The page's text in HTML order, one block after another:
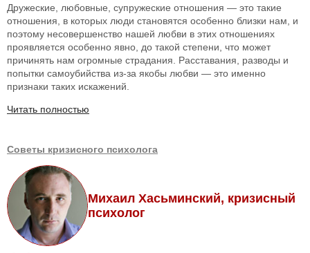
Дружеские, любовные, супружеские отношения — это такие
отношения, в которых люди становятся особенно близки нам, и
поэтому несовершенство нашей любви в этих отношениях
проявляется особенно явно, до такой степени, что может
причинять нам огромные страдания. Расставания, разводы и
попытки самоубийства из-за якобы любви — это именно
признаки таких искажений.
Читать полностью
Советы кризисного психолога
Михаил Хасьминский, кризисный
психолог